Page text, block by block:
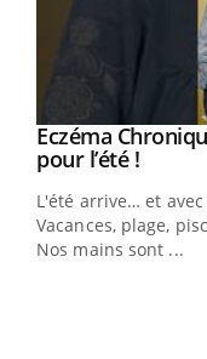
Youtube
Eczéma
pour l’été !Youtube
L'été arrive… et
Vacances, plage,
Nos mains sont ...